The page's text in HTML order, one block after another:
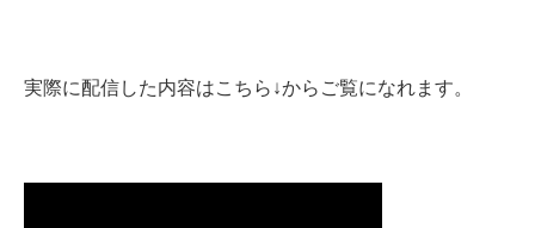
実際に配信した内容はこちら↓からご覧になれます。